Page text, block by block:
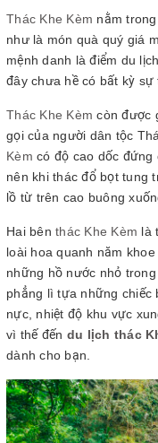
Thác Khe Kèm nằm
như là món quà quý giá
mệnh danh là điểm du
đây chưa hề có bất kỳ
Thác Khe Kèm còn được
gọi của người dân tộc
Kèm có độ cao dốc đứng
nên khi thác đổ bọt tung
lồ từ trên cao buông
Hai bên thác Khe Kèm là
loài hoa quanh năm
những hồ nước nhỏ
phẳng lì tựa những chiếc
nực, nhiệt độ khu vực
vì thế đến du lịch thác
dành cho bạn.